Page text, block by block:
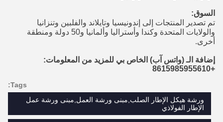
السوق:
تم تصدير المنتجات إلى إندونيسيا وتايلاند والفلبين وتنزانيا
والولايات المتحدة وكندا وأستراليا وألمانيا و50 دولة ومنطقة
أخرى.
إضافة الـ (واتس آب) الخاص بي للمزيد من المعلومات:
+8615985955610
Tags:
ورشة هيكل الإطار الصلب,مبنى ورشة العمل,مبنى ورشة عمل
الإطار الفولاذي